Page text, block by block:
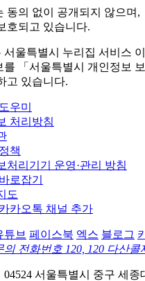
동의 없이 공개되지 않으며,
호되고 있습니다.
서울특별시 누리집 서비스
를 「서울특별시 개인정보
고 있습니다.
우미
처리방침
책
처리기기 운영·관리 방침
로잡기
도
카오톡 채널 추가
튜브 페이스북 엑스 블로그
의 전화번호 120, 120 다산콜
서울특별시 중구 세종